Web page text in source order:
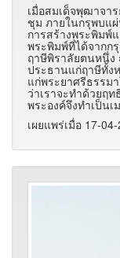
เมื่อสมเด็จพุฒาจา
ชุม ภายในกรุพบแ
การสร้างพระพิมพ์
พระพิมพ์ที่ได้จากก
ฤาษีพิราลัยตนหนึ่ง
ประธานแก่ฤาษีทั้ง
แก่พระยาศรีธรรม
ว่าเราจะทำด้วยฤ
พระองค์จึงทำเป็น
เผยแพร่เมื่อ 17-